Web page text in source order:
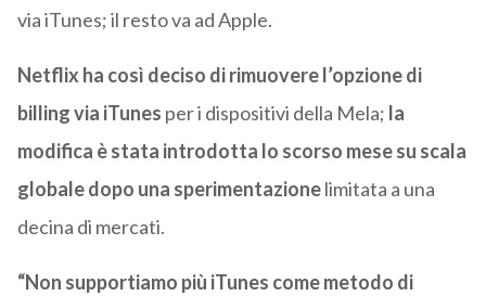
via iTunes; il resto va ad Apple.
Netflix ha così deciso di rimuovere l’opzione di
billing via iTunes per i dispositivi della Mela; la
modifica è stata introdotta lo scorso mese su scala
globale dopo una sperimentazionelimitata a una
decina di mercati.
“Non supportiamo più iTunes come metodo di